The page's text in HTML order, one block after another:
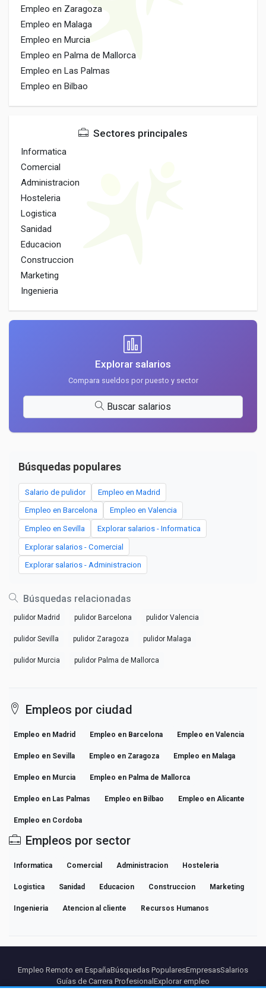
Empleo en Zaragoza
Empleo en Malaga
Empleo en Murcia
Empleo en Palma de Mallorca
Empleo en Las Palmas
Empleo en Bilbao
Sectores principales
Informatica
Comercial
Administracion
Hosteleria
Logistica
Sanidad
Educacion
Construccion
Marketing
Ingenieria
Explorar salarios
Compara sueldos por puesto y sector
Buscar salarios
Búsquedas populares
Salario de pulidor Empleo en Madrid
Empleo en Barcelona Empleo en Valencia
Empleo en Sevilla Explorar salarios - Informatica
Explorar salarios - Comercial
Explorar salarios - Administracion
Búsquedas relacionadas
pulidor Madrid pulidor Barcelona pulidor Valencia
pulidor Sevilla pulidor Zaragoza pulidor Malaga
pulidor Murcia pulidor Palma de Mallorca
Empleos por ciudad
Empleo en Madrid Empleo en Barcelona Empleo en Valencia
Empleo en Sevilla Empleo en Zaragoza Empleo en Malaga
Empleo en Murcia Empleo en Palma de Mallorca
Empleo en Las Palmas Empleo en Bilbao Empleo en Alicante
Empleo en Cordoba
Empleos por sector
Informatica Comercial Administracion Hosteleria
Logistica Sanidad Educacion Construccion Marketing
Ingenieria Atencion al cliente Recursos Humanos
Empleo Remoto en EspañaBúsquedas PopularesEmpresasSalarios
Guías de Carrera Profesional Explorar empleo